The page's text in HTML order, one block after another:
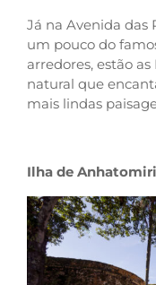
Já na Avenida das
um pouco do
arredores, estão
natural que
mais lindas
Ilha de